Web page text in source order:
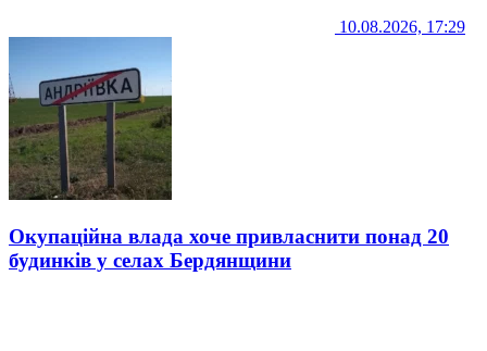
10.08.2026, 17:29
Окупаційна влада хоче привласнити понад 20
будинків у селах Бердянщини